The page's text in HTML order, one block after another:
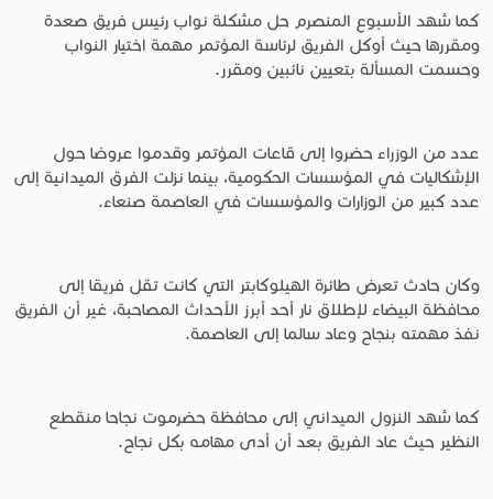
كما شهد الأسبوع المنصرم حل مشكلة نواب رئيس فريق صعدة
ومقررها حيث أوكل الفريق لرئاسة المؤتمر مهمة اختيار النواب
وحسمت المسألة بتعيين نائبين ومقرر.
عدد من الوزراء حضروا إلى قاعات المؤتمر وقدموا عروضا حول
الإشكاليات في المؤسسات الحكومية، بينما نزلت الفرق الميدانية إلى
عدد كبير من الوزارات والمؤسسات في العاصمة صنعاء.
وكان حادث تعرض طائرة الهيلوكابتر التي كانت تقل فريقا إلى
محافظة البيضاء لإطلاق نار أحد أبرز الأحداث المصاحبة، غير أن الفريق
نفذ مهمته بنجاح وعاد سالما إلى العاصمة.
كما شهد النزول الميداني إلى محافظة حضرموت نجاحا منقطع
النظير حيث عاد الفريق بعد أن أدى مهامه بكل نجاح.